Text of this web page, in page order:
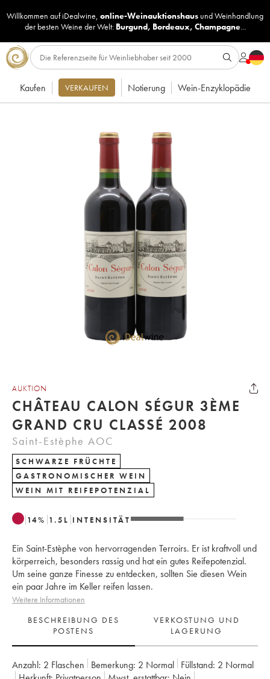
Willkommen auf iDealwine, online-Weinauktionshaus undWeinhandlung
der besten Weine der Welt: Burgund, Bordeaux, Champagne...
Kaufen VERKAUFEN Notierung Wein-Enzyklopädie
AUKTION
CHÂTEAU CALON SÉGUR 3ÈME
GRAND CRU CLASSÉ 2008
Saint-Estèphe AOC
SCHWARZE FRÜCHTE
GASTRONOMISCHER WEIN
WEIN MIT REIFEPOTENZIAL
14% 1.5 L INTENSITÄT
Ein Saint-Estèphe von hervorragenden Terroirs. Er ist kraftvoll und
körperreich, besonders rassig und hat ein gutes Reifepotenzial.
Um seine ganze Finesse zu entdecken, sollten Sie diesen Wein
ein paar Jahre im Keller reifen lassen.
Weitere Informationen
BESCHREIBUNG DES
POSTENS
VERKOSTUNG UND
LAGERUNG
Anzahl: 2 Flaschen Bemerkung: 2 Normal Füllstand: 2 Normal